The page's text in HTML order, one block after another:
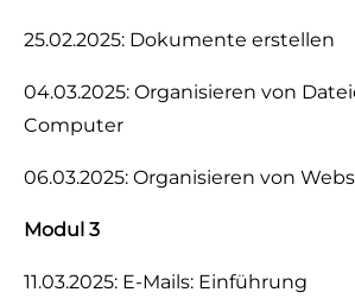
25.02.2025: Dokumente erstellen
04.03.2025: Organisieren von
Computer
06.03.2025: Organisieren von
Modul 3
11.03.2025: E-Mails: Einführung